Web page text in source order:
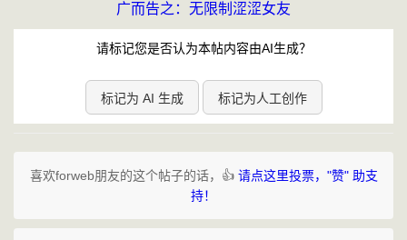
广而告之：无限制涩涩女友
请标记您是否认为本帖内容由AI生成？
标记为 AI 生成 标记为人工创作
喜欢forweb朋友的这个帖子的话，👍 请点这里投票，"赞" 助支
持！